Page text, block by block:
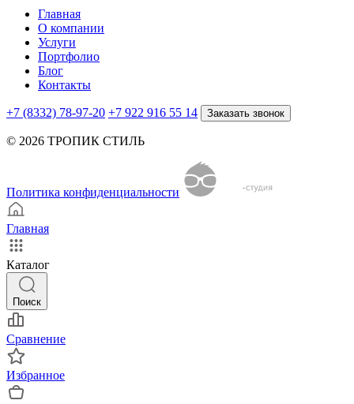
Главная
О компании
Услуги
Портфолио
Блог
Контакты
+7 (8332) 78-97-20 +7 922 916 55 14 Заказать звонок
© 2026 ТРОПИК СТИЛЬ
Политика конфиденциальности
Главная
Каталог
Поиск
Сравнение
Избранное